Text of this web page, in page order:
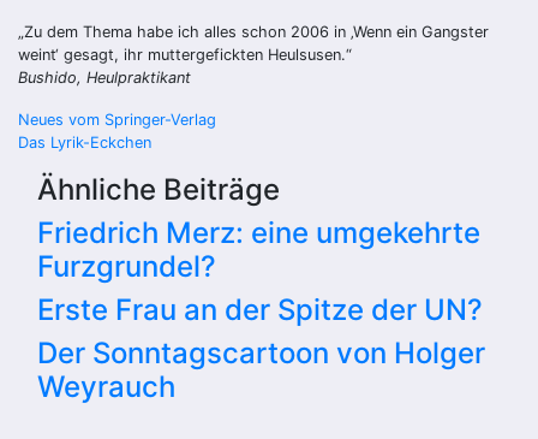
„Zu dem Thema habe ich alles schon 2006 in ‚Wenn ein Gangster
weint‘ gesagt, ihr muttergefickten Heulsusen.“
Bushido, Heulpraktikant
Beitragsnavigation
Neues vom Springer-Verlag
Das Lyrik-Eckchen
Ähnliche Beiträge
Friedrich Merz: eine umgekehrte
Furzgrundel?
Erste Frau an der Spitze der UN?
Der Sonntagscartoon von Holger
Weyrauch